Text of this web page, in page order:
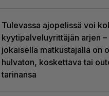
Tulevassa ajopelissä voi
kyytipalveluyrittäjän arjen –
jokaisella matkustajalla on
hulvaton, koskettava tai
tarinansa